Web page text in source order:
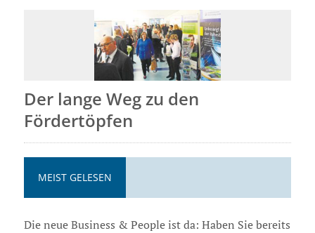
Der lange Weg zu den
Fördertöpfen
MEIST GELESEN
Die neue Business & People ist da: Haben Sie bereits